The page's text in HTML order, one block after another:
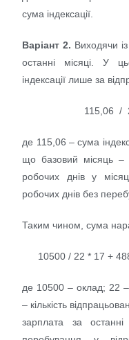
сума індексації.
Варіант 2. Виходячи
останні місяці. У
індексації лише за
115,06 /
де 115,06 – сума
що базовий місяць –
робочих днів у
робочих днів без
Таким чином, сума
10500 / 22 * 17 +
де 10500 – оклад; 22 –
– кількість
зарплата за